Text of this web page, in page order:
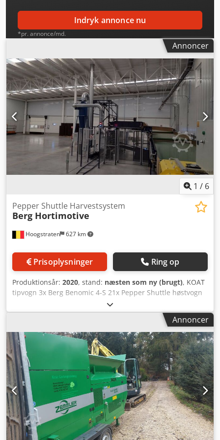
Indryk annonce nu
*pr. annonce/md.
Annoncer
1 / 6
Hoogstraten 627 km
Pepper Shuttle Harvestsystem
Berg Hortimotive
Prisoplysninger Ring op
Produktionsår: 2020, stand: næsten som ny (brugt), KOAT
tipvogn 3x Berg Benomic 4-S 21x Pepper Shuttle høstvogn
63x Pepper Shuttle 4x Meto automatisk sprøjtevogn 3x
sprøjteanlæg 1000L Chjdpfx Ajgrkq Iegpoa KONTAKT:
Bogaerts Greenhouse Logistics BVBA Mattijs Van LoonAnnoncer